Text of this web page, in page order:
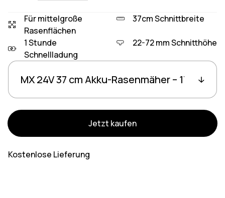
Für mittelgroße
Rasenflächen
37cm Schnittbreite
1 Stunde
Schnellladung
22-72 mm Schnitthöhe
Varianten
Verknüpfte Gruppenprodukte
Jetzt kaufen
Kostenlose Lieferung